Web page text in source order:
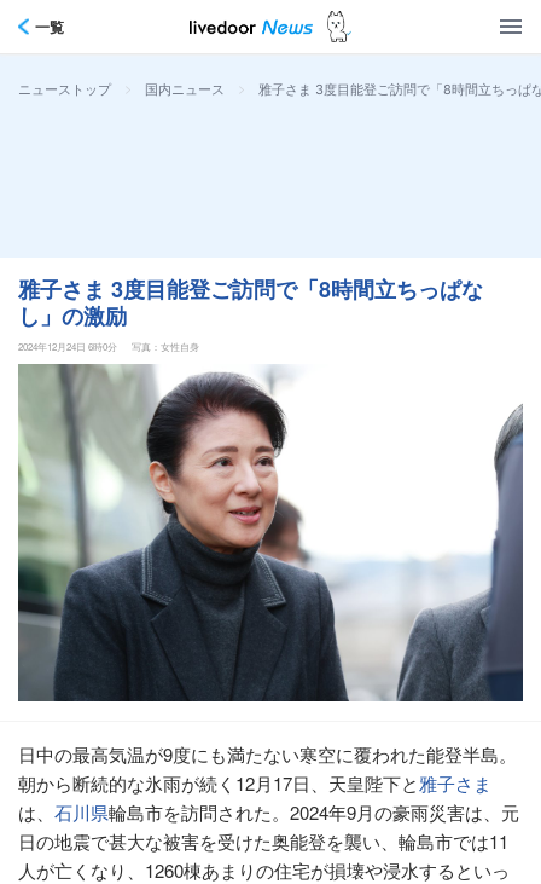
一覧
ニューストップ > 国内ニュース > 雅子さま 3度目能登ご訪問で「8時間立ちっぱ
雅子さま 3度目能登ご訪問で「8時間立ちっぱな
し」の激励
2024年12月24日 6時0分 写真：女性自身
日中の最高気温が9度にも満たない寒空に覆われた能登半島。
朝から断続的な氷雨が続く12月17日、天皇陛下と雅子さま
は、 石川県輪島市を訪問された。2024年9月の豪雨災害は、元
日の地震で甚大な被害を受けた奥能登を襲い、輪島市では11
人が亡くなり、1260棟あまりの住宅が損壊や浸水するといっ